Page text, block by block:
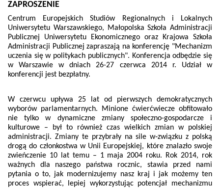
ZAPROSZENIE
Centrum Europejskich Studiów Regionalnych i Lokalnych
Uniwersytetu Warszawskiego, Małopolska Szkoła Administracji
Publicznej Uniwersytetu Ekonomicznego oraz Krajowa Szkoła
Administracji Publicznej zapraszają na konferencję "Mechanizm
uczenia się w politykach publicznych". Konferencja odbędzie się
w Warszawie w dniach 26-27 czerwca 2014 r. Udział w
konferencji jest bezpłatny.
W czerwcu upływa 25 lat od pierwszych demokratycznych
wyborów parlamentarnych. Minione ćwierćwiecze obfitowało
nie tylko w dynamiczne zmiany społeczno-gospodarcze i
kulturowe – był to również czas wielkich zmian w polskiej
administracji. Zmiany te przybrały na sile w‑związku z polską
drogą do członkostwa w Unii Europejskiej, które znalazło swoje
zwieńczenie 10 lat temu – 1 maja 2004 roku. Rok 2014, rok
ważnych dla naszego państwa rocznic, stawia przed nami
pytania o to, jak modernizujemy nasz kraj i jak możemy ten
proces wspierać, lepiej wykorzystując potencjał mechanizmu